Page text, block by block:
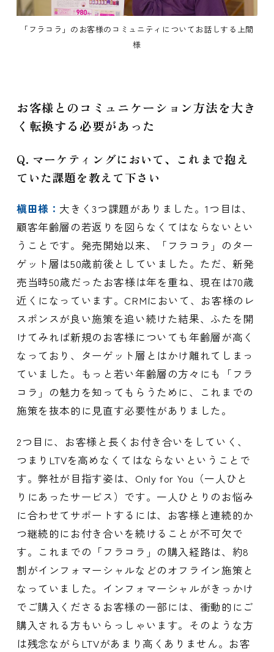
「フラコラ」のお客様のコミュニティについてお話しする上間
様
お客様とのコミュニケーション方法を大き
く転換する必要があった
Q. マーケティングにおいて、これまで抱え
ていた課題を教えて下さい
槇田様： 大きく3つ課題がありました。1つ目は、
顧客年齢層の若返りを図らなくてはならないとい
うことです。発売開始以来、「フラコラ」のター
ゲット層は50歳前後としていました。ただ、新発
売当時50歳だったお客様は年を重ね、現在は70歳
近くになっています。CRMにおいて、お客様のレ
スポンスが良い施策を追い続けた結果、ふたを開
けてみれば新規のお客様についても年齢層が高く
なっており、ターゲット層とはかけ離れてしまっ
ていました。もっと若い年齢層の方々にも「フラ
コラ」の魅力を知ってもらうために、これまでの
施策を抜本的に見直す必要性がありました。
2つ目に、お客様と長くお付き合いをしていく、
つまりLTVを高めなくてはならないということで
す。弊社が目指す姿は、Only for You（一人ひと
りにあったサービス）です。一人ひとりのお悩み
に合わせてサポートするには、お客様と連続的か
つ継続的にお付き合いを続けることが不可欠で
す。これまでの「フラコラ」の購入経路は、約8
割がインフォマーシャルなどのオフライン施策と
なっていました。インフォマーシャルがきっかけ
でご購入くださるお客様の一部には、衝動的にご
購入される方もいらっしゃいます。そのような方
は残念ながらLTVがあまり高くありません。お客